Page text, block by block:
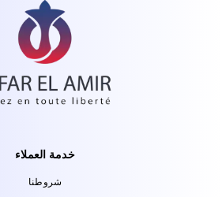
خدمة العملاء
شروطنا